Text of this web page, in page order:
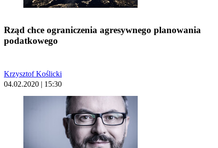
Rząd chce ograniczenia agresywnego planowania
podatkowego
Krzysztof Koślicki
04.02.2020 | 15:30